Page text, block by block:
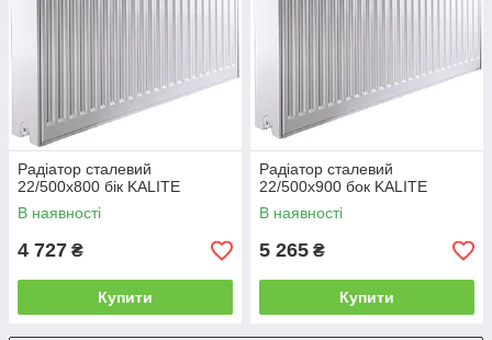
Радіатор сталевий
22/500x800 бік KALITE
В наявності
4 727 ₴
Купити
Радіатор сталевий
22/500x900 бок KALITE
В наявності
5 265 ₴
Купити